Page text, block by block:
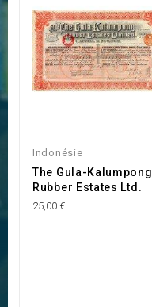
Indonésie
The Gula-Kalumpong
Rubber Estates Ltd.
25,00 €